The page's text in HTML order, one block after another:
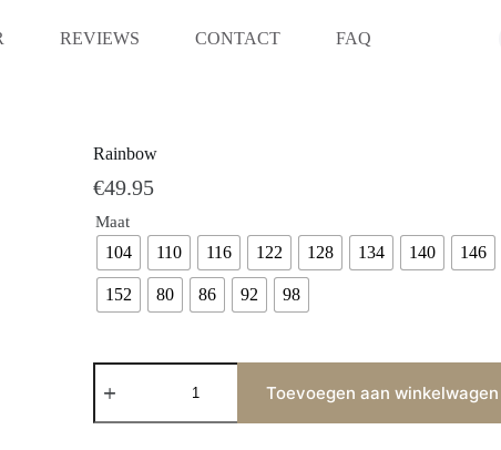
REVIEWS CONTACT FAQ
Rainbow
€49.95
Maat
104 110 116 122 128 134 140 146
152 80 86 92 98
Toevoegen aan winkelwagen